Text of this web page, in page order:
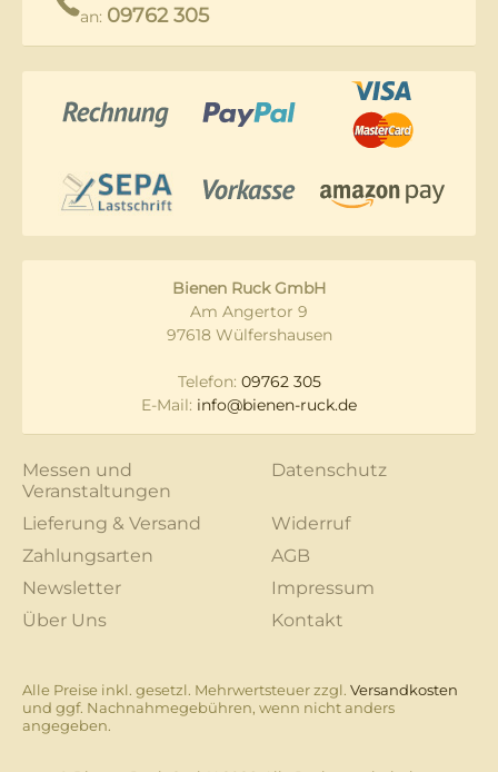
an: 09762 305
Bienen Ruck GmbH
Am Angertor 9
97618 Wülfershausen
Telefon: 09762 305
E-Mail: info@bienen-ruck.de
Messen und
Veranstaltungen
Datenschutz
Lieferung & Versand
Widerruf
Zahlungsarten
AGB
Newsletter
Impressum
Über Uns
Kontakt
Alle Preise inkl. gesetzl. Mehrwertsteuer zzgl. Versandkosten
und ggf. Nachnahmegebühren, wenn nicht anders
angegeben.